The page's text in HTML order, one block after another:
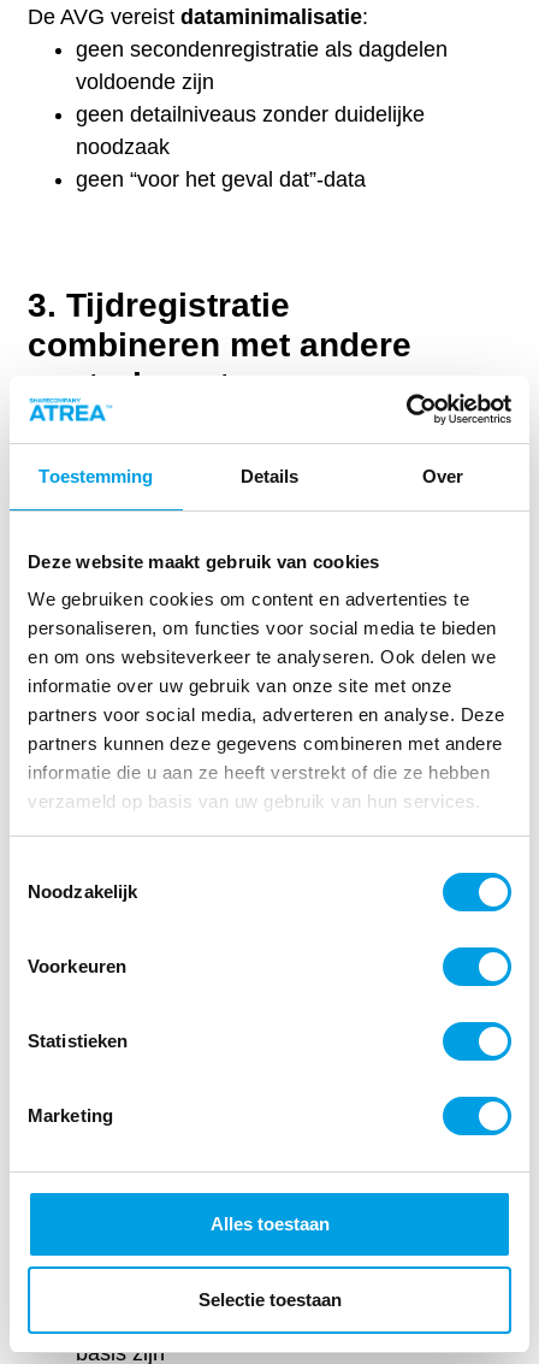
Toestemming Details Over
Deze website maakt gebruik van cookies
We gebruiken cookies om content en advertenties te
personaliseren, om functies voor social media te bieden
en om ons websiteverkeer te analyseren. Ook delen we
informatie over uw gebruik van onze site met onze
partners voor social media, adverteren en analyse. Deze
partners kunnen deze gegevens combineren met andere
informatie die u aan ze heeft verstrekt of die ze hebben
verzameld op basis van uw gebruik van hun services.
Noodzakelijk
Voorkeuren
Statistieken
Marketing
Alles toestaan
Selectie toestaan
De AVG vereistdataminimalisatie:
geen secondenregistratie als dagdelen
voldoende zijn
geen detailniveaus zonder duidelijke
noodzaak
geen “voor het geval dat”-data
3. Tijdregistratie
combineren met andere
controlesystemen
Risicovol en vaak onrechtmatig:
koppeling met camerabeelden
combineren met e-mail- of activity-
gebruik voor disciplinaire doeleinden
zonder duidelijke grondslag
4. Registratie zonder
transparantie
Altijd verplicht:
duidelijke uitleg wat wordt gemeten
hoe lang gegevens worden bewaard
uitleg.
medewerkers: werkt dat?
Omdat sprake is van een
afhankelijkheidsrelatie:
kan een werknemer geen vrije
toestemming geven
basis zijn